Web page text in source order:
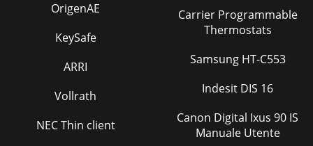
OrigenAE
KeySafe
ARRI
Vollrath
NEC Thin client
Carrier Programmable
Thermostats
Samsung HT-C553
Indesit DIS 16
Canon Digital Ixus 90 IS
Manuale Utente